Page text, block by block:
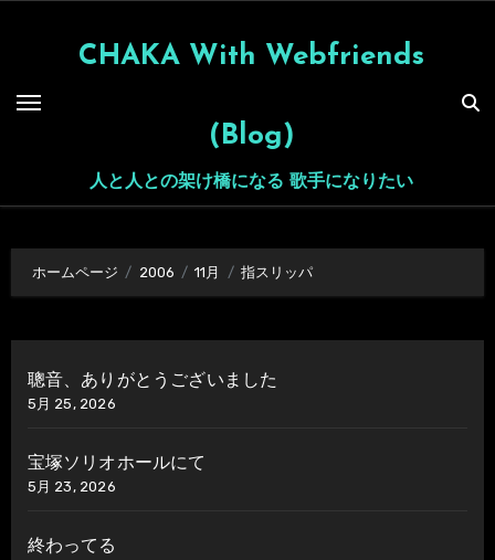
CHAKA With Webfriends
(Blog)
人と人との架け橋になる 歌手になりたい
ホームページ 2006 11月 指スリッパ
聰音、ありがとうございました
5月 25, 2026
宝塚ソリオホールにて
5月 23, 2026
終わってる